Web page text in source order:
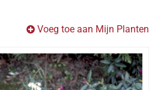
Voeg toe aan Mijn Planten